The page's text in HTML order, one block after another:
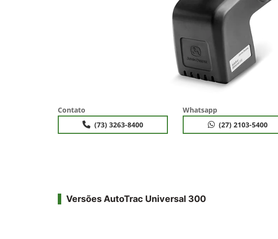
Contato
(73) 3263-8400
Whatsapp
(27) 2103-5400
Versões AutoTrac Universal 300